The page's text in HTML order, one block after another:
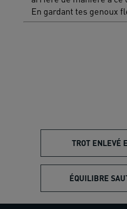
En gardant tes genoux
TROT ENLEVÉ
ÉQUILIBRE